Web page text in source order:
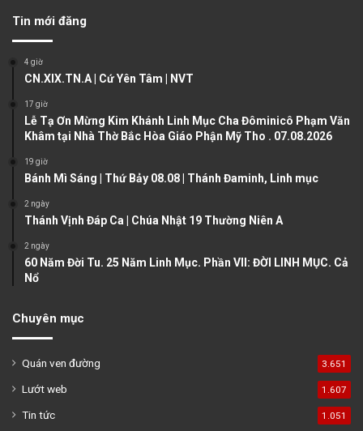
u
p
Tin mới đăng
4 giờ
CN.XIX.TN.A | Cứ Yên Tâm | NVT
17 giờ
Lễ Tạ Ơn Mừng Kim Khánh Linh Mục Cha Đôminicô Phạm Văn
Khâm tại Nhà Thờ Bắc Hòa Giáo Phận Mỹ Tho . 07.08.2026
19 giờ
Bánh Mì Sáng | Thứ Bảy 08.08 | Thánh Đaminh, Linh mục
2 ngày
Thánh Vịnh Đáp Ca | Chúa Nhật 19 Thường Niên A
2 ngày
60 Năm Đời Tu. 25 Năm Linh Mục. Phần VII: ĐỜI LINH MỤC. Cả
Nổ
Chuyên mục
Quán ven đường 3.651
Lướt web 1.607
Tin tức 1.051